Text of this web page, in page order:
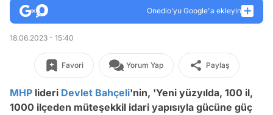
Onedio’yu Google'a ekleyin
18.06.2023 - 15:40
Favori Yorum Yap Paylaş
MHP lideri Devlet Bahçeli'nin, 'Yeni yüzyılda, 100 il,
1000 ilçeden müteşekkil idari yapısıyla gücüne güç